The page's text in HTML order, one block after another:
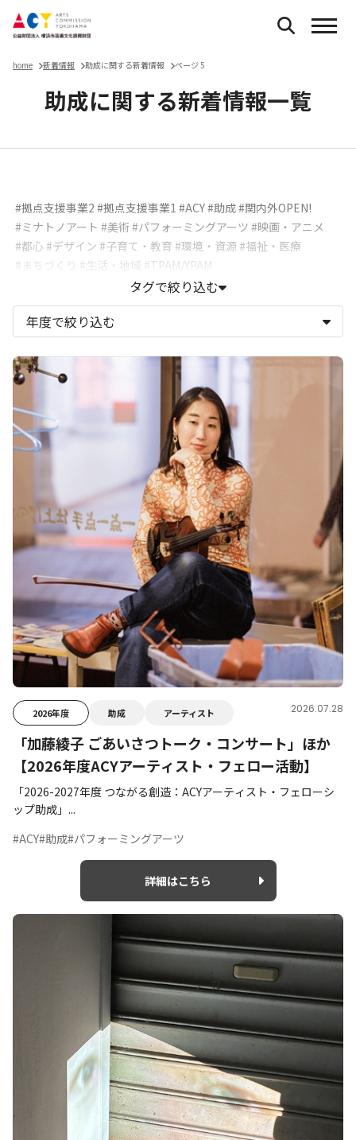
home 新着情報 助成に関する新着情報 ページ 5
助成に関する新着情報一覧
お知らせ
#拠点支援事業2 #拠点支援事業1 #ACY#助成#関内外OPEN!
#ミナトノアート #美術 #パフォーミングアーツ #映画・アニメ
#都心 #デザイン #子育て・教育 #環境・資源 #福祉・医療
#まちづくり #生活・地域 #TPAM/YPAM
タグで絞り込む
2026年度 助成 アーティスト 2026.07.28
「加藤綾子 ごあいさつトーク・コンサート」ほか
【2026年度ACYアーティスト・フェロー活動】
「2026-2027年度 つながる創造：ACYアーティスト・フェローシ
ップ助成」...
#ACY#助成#パフォーミングアーツ
詳細はこちら